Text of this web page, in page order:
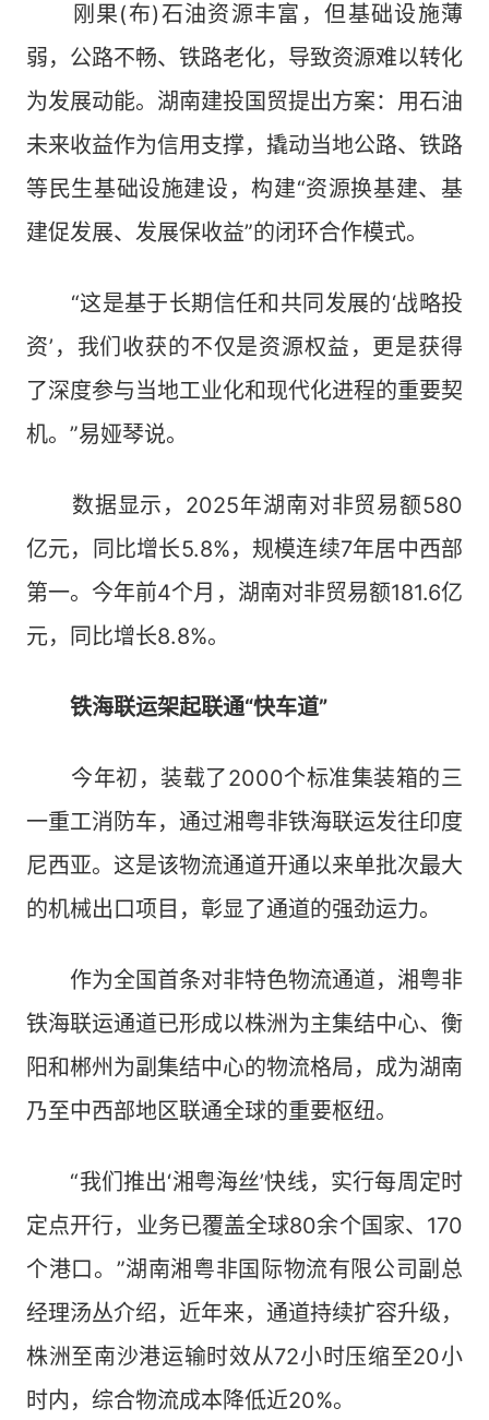
刚果(布)石油资源丰富，但基础设施薄
弱，公路不畅、铁路老化，导致资源难以转化
为发展动能。湖南建投国贸提出方案：用石油
未来收益作为信用支撑，撬动当地公路、铁路
等民生基础设施建设，构建“资源换基建、基
建促发展、发展保收益”的闭环合作模式。
“这是基于长期信任和共同发展的‘战略投
资’，我们收获的不仅是资源权益，更是获得
了深度参与当地工业化和现代化进程的重要契
机。”易娅琴说。
数据显示，2025年湖南对非贸易额580
亿元，同比增长5.8%，规模连续7年居中西部
第一。今年前4个月，湖南对非贸易额181.6亿
元，同比增长8.8%。
铁海联运架起联通“快车道”
今年初，装载了2000个标准集装箱的三
一重工消防车，通过湘粤非铁海联运发往印度
尼西亚。这是该物流通道开通以来单批次最大
的机械出口项目，彰显了通道的强劲运力。
作为全国首条对非特色物流通道，湘粤非
铁海联运通道已形成以株洲为主集结中心、衡
阳和郴州为副集结中心的物流格局，成为湖南
乃至中西部地区联通全球的重要枢纽。
“我们推出‘湘粤海丝’快线，实行每周定时
定点开行，业务已覆盖全球80余个国家、170
个港口。”湖南湘粤非国际物流有限公司副总
经理汤丛介绍，近年来，通道持续扩容升级，
株洲至南沙港运输时效从72小时压缩至20小
时内，综合物流成本降低近20%。